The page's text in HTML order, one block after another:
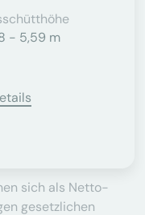
- 5,59 m
sich als Netto-
gesetzlichen